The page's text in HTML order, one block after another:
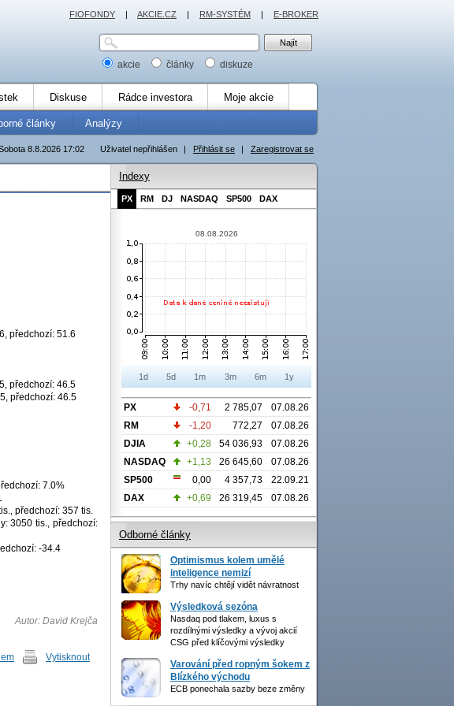
akcie články diskuze
Diskuse Rádce investora Moje akcie
články Analýzy
Uživatel nepřihlášen | Přihlásit se | Zaregistrovat se
8.8.2026 17:02
předchozí: 51.6
předchozí: 46.5
předchozí: 46.5
7.0%
předchozí: 357 tis.
3050 tis., předchozí:
-34.4
Autor: David Krejča
Vytisknout
Indexy
PX RM DJ NASDAQ SP500 DAX
08.08.2026
1d 5d 1m 3m 6m 1y
PX -0,71 2 785,07
07.08.26
RM
-1,20 772,27
07.08.26
DJIA
+0,28 54 036,93
07.08.26
NASDAQ
+1,13 26 645,60
07.08.26
SP500
0,00 4 357,73
22.09.21
DAX
+0,69 26 319,45 07.08.26
Odborné články
Optimismus kolem umělé
inteligence nemizí
Trhy navíc chtějí vidět návratnost
Výsledková sezóna
Nasdaq pod tlakem, luxus s
rozdílnými výsledky a vývoj akcií
CSG před klíčovými výsledky
Varování před ropným šokem z
Blízkého východu
ECB ponechala sazby beze změny
FIOFONDY | AKCIE.CZ | RM-SYSTÉM | E-BROKER